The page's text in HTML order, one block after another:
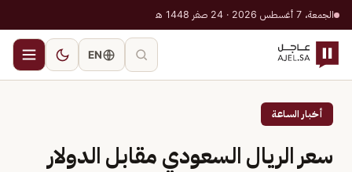
الجمعة، 7 أغسطس 2026 · 24 صفر 1448 هـ
EN
أخبار الساعة
سعر الريال السعودي مقابل الدولار